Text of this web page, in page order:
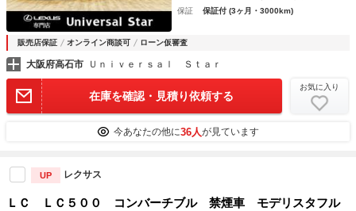
保証
保証付 (3ヶ月・3000km)
販売店保証 オンライン商談可 ローン仮審査
大阪府高石市 Ｕｎｉｖｅｒｓａｌ Ｓｔａｒ
在庫を確認・見積り依頼する
お気に入り
今あなたの他に36人が見ています
UP レクサス
ＬＣ ＬＣ５００ コンバーチブル 禁煙車 モデリスタフル